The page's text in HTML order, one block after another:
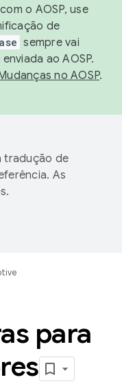
o AOSP, use
de
sempre vai
ao AOSP.
no AOSP.
tradução de
As
para